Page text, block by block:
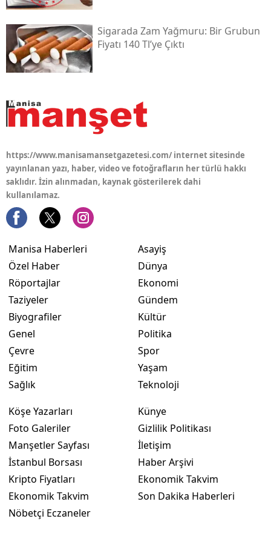
Sigarada Zam Yağmuru: Bir Grubun
Fiyatı 140 Tl’ye Çıktı
https://www.manisamansetgazetesi.com/ internet sitesinde
yayınlanan yazı, haber, video ve fotoğrafların her türlü hakkı
saklıdır. İzin alınmadan, kaynak gösterilerek dahi
kullanılamaz.
Manisa Haberleri
Özel Haber
Röportajlar
Taziyeler
Biyografiler
Genel
Çevre
Eğitim
Sağlık
Asayiş
Dünya
Ekonomi
Gündem
Kültür
Politika
Spor
Yaşam
Teknoloji
Köşe Yazarları
Foto Galeriler
Manşetler Sayfası
İstanbul Borsası
Kripto Fiyatları
Ekonomik Takvim
Nöbetçi Eczaneler
Künye
Gizlilik Politikası
İletişim
Haber Arşivi
Ekonomik Takvim
Son Dakika Haberleri